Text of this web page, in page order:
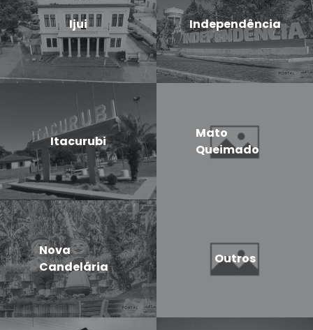
Ijui Independência
Itacurubi
Mato
Queimado
Nova
Candelária
Outros